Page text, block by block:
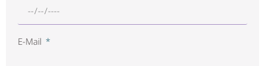
E-Mail